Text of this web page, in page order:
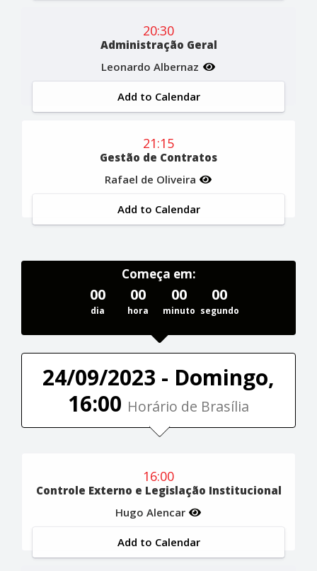
20:30
Administração Geral
Leonardo Albernaz
Add to Calendar
21:15
Gestão de Contratos
Rafael de Oliveira
Add to Calendar
Começa em:
00
dia
00
hora
00
minuto
00
segundo
24/09/2023 - Domingo,
16:00 Horário de Brasília
16:00
Controle Externo e Legislação Institucional
Hugo Alencar
Add to Calendar